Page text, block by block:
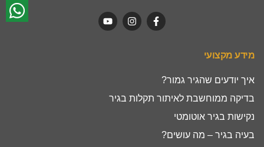
מידע מקצועי
איך יודעים שהגיר גמור?
בדיקה ממוחשבת לאיתור תקלות בגיר
נקישות בגיר אוטומטי
בעיה בגיר – מה עושים?